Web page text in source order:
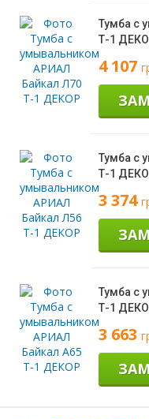
Тумба с
Т-1
4 107
Тумба с
Т-1
3 374
Тумба с
Т-1
3 663